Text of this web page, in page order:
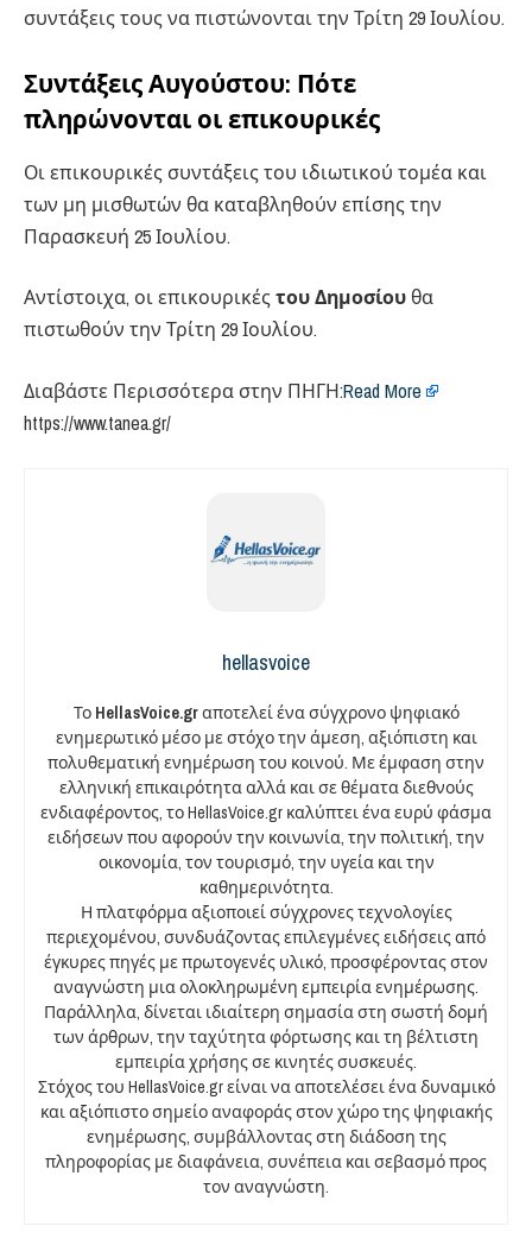
συντάξεις τους να πιστώνονται την Τρίτη 29 Ιουλίου.
Συντάξεις Αυγούστου: Πότε
πληρώνονται οι επικουρικές
Οι επικουρικές συντάξεις του ιδιωτικού τομέα και
των μη μισθωτών θα καταβληθούν επίσης την
Παρασκευή 25 Ιουλίου.
Αντίστοιχα, οι επικουρικέςτου Δημοσίουθα
πιστωθούν την Τρίτη 29 Ιουλίου.
Διαβάστε Περισσότερα στην ΠΗΓΗ:Read More
https://www.tanea.gr/
hellasvoice
Το HellasVoice.grαποτελεί ένα σύγχρονο ψηφιακό
ενημερωτικό μέσο με στόχο την άμεση, αξιόπιστη και
πολυθεματική ενημέρωση του κοινού. Με έμφαση στην
ελληνική επικαιρότητα αλλά και σε θέματα διεθνούς
ενδιαφέροντος, το HellasVoice.gr καλύπτει ένα ευρύ φάσμα
ειδήσεων που αφορούν την κοινωνία, την πολιτική, την
οικονομία, τον τουρισμό, την υγεία και την
καθημερινότητα.
Η πλατφόρμα αξιοποιεί σύγχρονες τεχνολογίες
περιεχομένου, συνδυάζοντας επιλεγμένες ειδήσεις από
έγκυρες πηγές με πρωτογενές υλικό, προσφέροντας στον
αναγνώστη μια ολοκληρωμένη εμπειρία ενημέρωσης.
Παράλληλα, δίνεται ιδιαίτερη σημασία στη σωστή δομή
των άρθρων, την ταχύτητα φόρτωσης και τη βέλτιστη
εμπειρία χρήσης σε κινητές συσκευές.
Στόχος του HellasVoice.gr είναι να αποτελέσει ένα δυναμικό
και αξιόπιστο σημείο αναφοράς στον χώρο της ψηφιακής
ενημέρωσης, συμβάλλοντας στη διάδοση της
πληροφορίας με διαφάνεια, συνέπεια και σεβασμό προς
τον αναγνώστη.